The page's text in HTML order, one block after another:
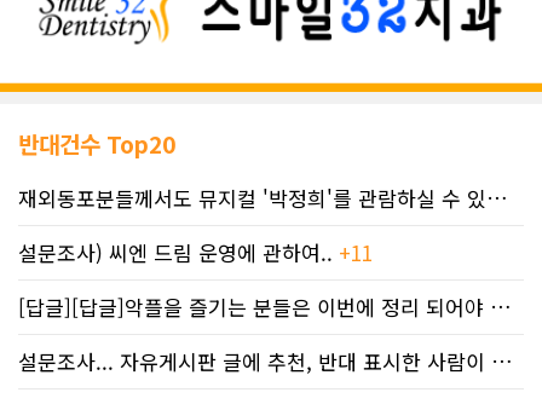
반대건수 Top20
재외동포분들께서도 뮤지컬 '박정희'를 관람하실 수 있도록 노력하겠습니..
설문조사) 씨엔 드림 운영에 관하여.. +11
[답글][답글]악플을 즐기는 분들은 이번에 정리 되어야 합니다.
설문조사... 자유게시판 글에 추천, 반대 표시한 사람이 누구인지 명단..